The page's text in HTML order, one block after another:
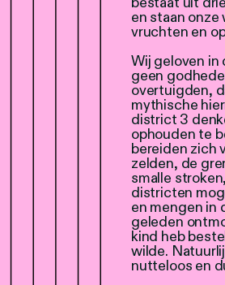
en staan
vruchten en
Wij geloven in
geen
overtuigden,
mythische
district 3
ophouden te
bereiden zich
zelden, de
smalle
districten
en mengen in
geleden
kind heb
wilde.
nutteloos en